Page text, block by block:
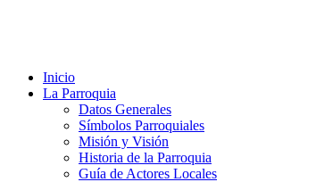
Inicio
La Parroquia
Datos Generales
Símbolos Parroquiales
Misión y Visión
Historia de la Parroquia
Guía de Actores Locales